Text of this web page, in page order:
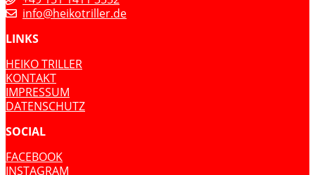
info@heikotriller.de
LINKS
HEIKO TRILLER
KONTAKT
IMPRESSUM
DATENSCHUTZ
SOCIAL
FACEBOOK
INSTAGRAM